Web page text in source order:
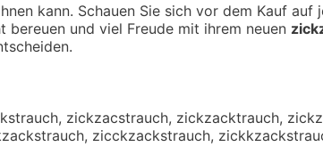
kann. Schauen Sie sich vor dem Kauf auf
und viel Freude mit ihrem neuen
zickzacstrauch, zickzacktrauch,
zicckzackstrauch,